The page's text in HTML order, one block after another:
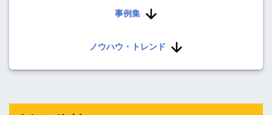
事例集
ノウハウ・トレンド